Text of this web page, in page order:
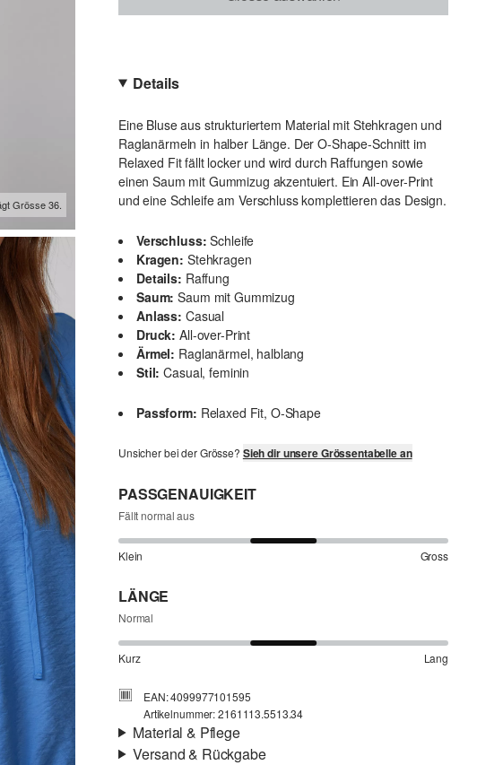
Grösse 36.
Details
Eine Bluse aus strukturiertem Material mit Stehkragen und
Raglanärmeln in halber Länge. Der O-Shape-Schnitt im
Relaxed Fit fällt locker und wird durch Raffungen sowie
einen Saum mit Gummizug akzentuiert. Ein All-over-Print
und eine Schleife am Verschluss komplettieren das Design.
Verschluss: Schleife
Kragen: Stehkragen
Details: Raffung
Saum: Saum mit Gummizug
Anlass: Casual
Druck: All-over-Print
Ärmel: Raglanärmel, halblang
Stil: Casual, feminin
Passform: Relaxed Fit, O-Shape
Unsicher bei der Grösse? Sieh dir unsere Grössentabelle an
PASSGENAUIGKEIT
Fällt normal aus
Klein Gross
LÄNGE
Normal
Kurz Lang
EAN: 4099977101595
Artikelnummer: 2161113.5513.34
Material & Pflege
Versand & Rückgabe